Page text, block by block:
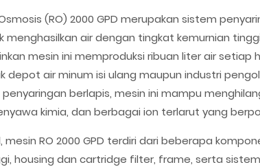
(RO) 2000 GPD merupakan sistem
menghasilkan air dengan tingkat kemurnian
mesin ini memproduksi ribuan liter air setiap
depot air minum isi ulang maupun industri
berlapis, mesin ini mampu
kimia, dan berbagai ion terlarut yang
mesin RO 2000 GPD terdiri dari beberapa
housing dan cartridge filter, frame, serta